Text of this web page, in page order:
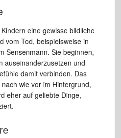
eine gewisse bildliche
vom Tod, beispielsweise in
Sensenmann. Sie beginnen,
auseinanderzusetzen und
damit verbinden. Das
wie vor im Hintergrund,
eher auf geliebte Dinge,